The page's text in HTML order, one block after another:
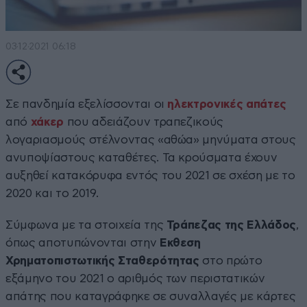
03·12·2021 06:18
Σε πανδημία εξελίσσονται οι ηλεκτρονικές απάτες
από χάκερ που αδειάζουν τραπεζικούς
λογαριασμούς στέλνοντας «αθώα» μηνύματα στους
ανυποψίαστους καταθέτες. Τα κρούσματα έχουν
αυξηθεί κατακόρυφα εντός του 2021 σε σχέση με το
2020 και το 2019.
Σύμφωνα με τα στοιχεία της Τράπεζας της Ελλάδος,
όπως αποτυπώνονται στην Εκθεση
Χρηματοπιστωτικής Σταθερότητας στο πρώτο
εξάμηνο του 2021 ο αριθμός των περιστατικών
απάτης που καταγράφηκε σε συναλλαγές με κάρτες